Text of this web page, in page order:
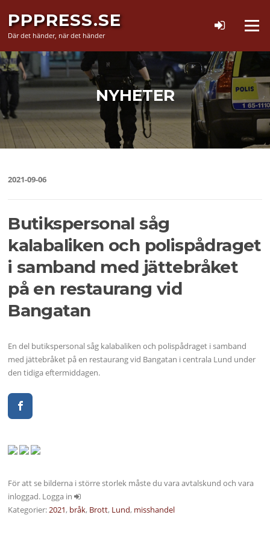
innehåll
PPPRESS.SE
Där det händer, när det händer
Meny
NYHETER
2021-09-06
Butikspersonal såg
kalabaliken och polispådraget
i samband med jättebråket
på en restaurang vid
Bangatan
En del butikspersonal såg kalabaliken och polispådraget i samband
med jättebråket på en restaurang vid Bangatan i centrala Lund under
den tidiga eftermiddagen.
För att se bilderna i större storlek måste du vara avtalskund och vara
inloggad. Logga in
Kategorier:2021, bråk, Brott, Lund, misshandel